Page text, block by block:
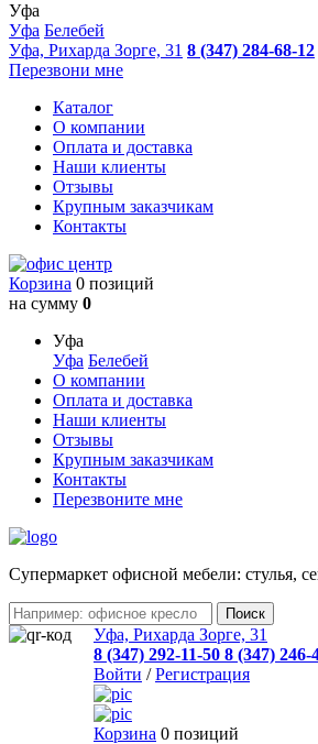
Уфа
Уфа Белебей
Уфа, Рихарда Зорге, 31 8 (347) 284-68-12
Перезвони мне
Каталог
О компании
Оплата и доставка
Наши клиенты
Отзывы
Крупным заказчикам
Контакты
Корзина 0 позиций
на сумму 0
Уфа
Уфа Белебей
О компании
Оплата и доставка
Наши клиенты
Отзывы
Крупным заказчикам
Контакты
Перезвоните мне
Cупермаркет офисной мебели: стулья,
Уфа, Рихарда Зорге, 31
8 (347) 292-11-50 8 (347) 246-
Войти /Регистрация
Корзина 0 позиций